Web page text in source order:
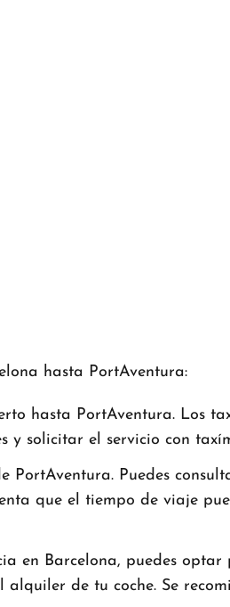
hasta PortAventura:
hasta PortAventura. Los
solicitar el servicio con
Puedes
que el tiempo de viaje
en Barcelona, puedes
de tu coche. Se